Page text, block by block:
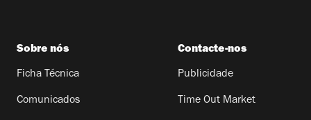
Sobre nós
Ficha Técnica
Comunicados
Contacte-nos
Publicidade
Time Out Market